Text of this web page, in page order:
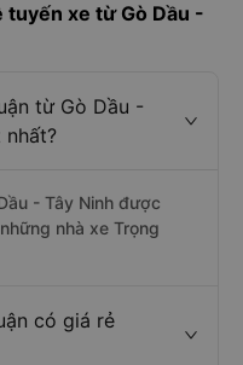
xe từ Gò Dầu -
từ Gò Dầu -
nhất?
- Tây Ninh được
nhà xe Trọng
có giá rẻ